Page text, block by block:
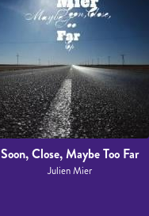
Soon, Close, Maybe Too Far
Julien Mier